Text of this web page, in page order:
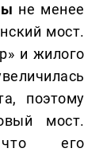
не менее
мост.
и жилого
поэтому
мост.
что его